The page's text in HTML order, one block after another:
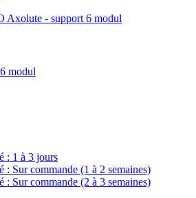
modul
: 1 à 3 jours
: Sur commande (1 à 2 semaines)
: Sur commande (2 à 3 semaines)